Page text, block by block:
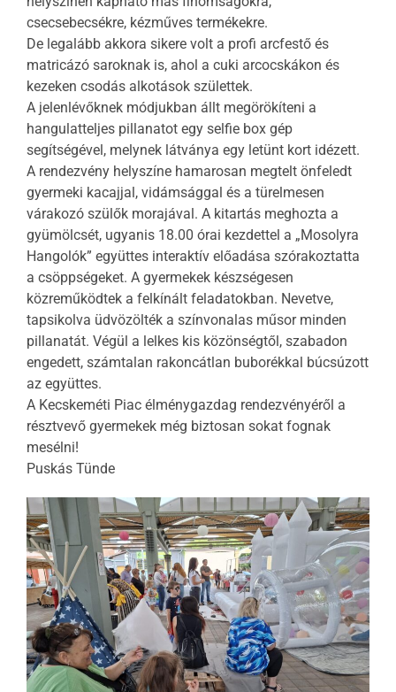
csecsebecsékre, kézműves termékekre.
De legalább akkora sikere volt a profi arcfestő és
matricázó saroknak is, ahol a cuki arcocskákon és
kezeken csodás alkotások születtek.
A jelenlévőknek módjukban állt megörökíteni a
hangulatteljes pillanatot egy selfie box gép
segítségével, melynek látványa egy letünt kort idézett.
A rendezvény helyszíne hamarosan megtelt önfeledt
gyermeki kacajjal, vidámsággal és a türelmesen
várakozó szülők morajával. A kitartás meghozta a
gyümölcsét, ugyanis 18.00 órai kezdettel a „Mosolyra
Hangolók” együttes interaktív előadása szórakoztatta
a csöppségeket. A gyermekek készségesen
közreműködtek a felkínált feladatokban. Nevetve,
tapsikolva üdvözölték a színvonalas műsor minden
pillanatát. Végül a lelkes kis közönségtől, szabadon
engedett, számtalan rakoncátlan buborékkal búcsúzott
az együttes.
A Kecskeméti Piac élménygazdag rendezvényéről a
résztvevő gyermekek még biztosan sokat fognak
mesélni!
Puskás Tünde